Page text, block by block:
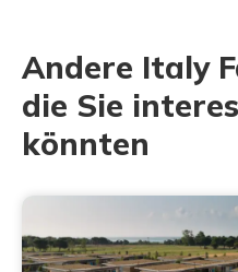
Andere Italy
die Sie
könnten